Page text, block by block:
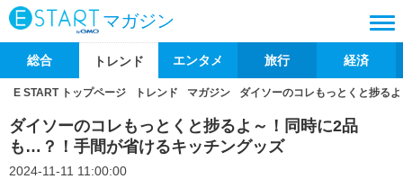
マガジン
総合 トレンド エンタメ 旅行 経済
E START トップページ トレンド マガジン ダイソーのコレもっとくと捗る
ダイソーのコレもっとくと捗るよ～！同時に2品
も…？！手間が省けるキッチングッズ
2024-11-11 11:00:00